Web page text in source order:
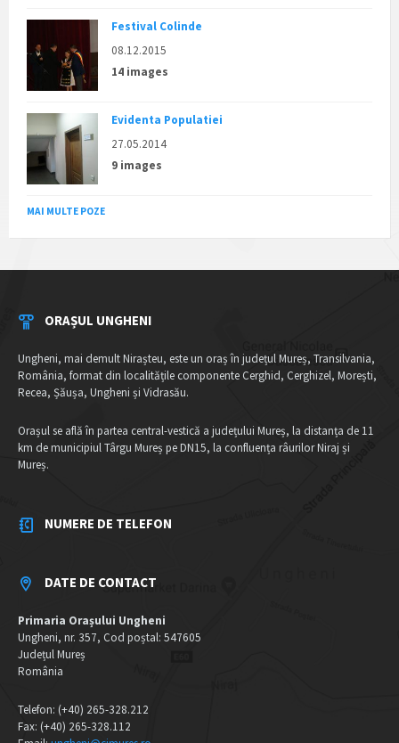
Festival Colinde
08.12.2015
14 images
Evidenta Populatiei
27.05.2014
9 images
MAI MULTE POZE
ORAȘUL UNGHENI
Ungheni, mai demult Nirașteu, este un oraș în județul Mureș, Transilvania,
România, format din localitățile componente Cerghid, Cerghizel, Morești,
Recea, Șăușa, Ungheni și Vidrasău.
Orașul se află în partea central-vestică a județului Mureș, la distanța de 11
km de municipiul Târgu Mureș pe DN15, la confluența râurilor Niraj și
Mureș.
NUMERE DE TELEFON
DATE DE CONTACT
Primaria Orașului Ungheni
Ungheni, nr. 357, Cod poștal: 547605
Județul Mureș
România
Telefon: (+40) 265-328.212
Fax: (+40) 265-328.112